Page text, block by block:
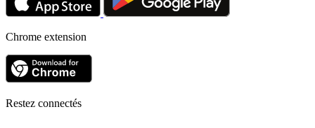
Chrome extension
Restez connectés